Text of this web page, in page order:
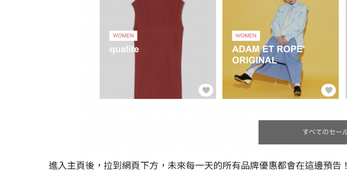
進入主頁後，拉到網頁下方，未來每一天的所有品牌優惠都會在這邊預告！